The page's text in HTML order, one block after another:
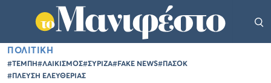
ΠΟΛΙΤΙΚΗ
#ΤΕΜΠΗ#ΛΑΙΚΙΣΜΟΣ#ΣΥΡΙΖΑ#FAKE NEWS#ΠΑΣΟΚ
#ΠΛΕΥΣΗ ΕΛΕΥΘΕΡΙΑΣ